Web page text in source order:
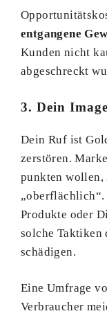
entgangene
Kunden nicht
abgeschreckt
3. Dein
Dein Ruf ist
zerstören.
punkten wollen,
„oberflächlich“.
Produkte oder
solche Taktiken
schädigen.
Eine Umfrage
Verbraucher